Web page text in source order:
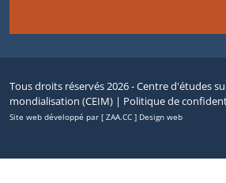
Tous droits réservés 2026 - Centre d'études
mondialisation (CEIM) | Politique de
Site web développé par [ ZAA.CC ] Design web